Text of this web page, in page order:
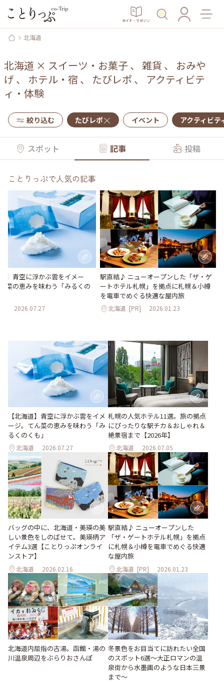
ガイド・マガジン
北海道
北海道 × スイーツ・お菓子、 雑貨 、 おみや
げ 、 ホテル・宿 、 たびレポ 、 アクティビテ
ィ・体験
絞り込む たびレポ イベント アクティビテ
スポット 記事 投稿
ことりっぷで人気の記事
】青空に浮かぶ雲をイメー
菜の恵みを味わう「みるくの
2026.07.27
駅直結♪ ニューオープンした「ザ・ゲ
ートホテル札幌」を拠点に札幌＆小樽
を電車でめぐる快適な屋内旅
北海道 [PR] 2026.01.23
【北海道】青空に浮かぶ雲をイメ
ージ。てん菜の恵みを味わう「み
るくのくも」
北海道 2026.07.27
札幌の人気ホテル11選。旅の拠点
にぴったりな駅チカ＆おしゃれ＆
絶景宿まで【2026年】
北海道 2026.07.05
バッグの中に、北海道・美瑛の美
しい景色をしのばせて。美瑛柄ア
イテム3選【ことりっぷオンライ
ンストア】
北海道 2026.02.16
駅直結♪ ニューオープンした
「ザ・ゲートホテル札幌」を拠点
に札幌＆小樽を電車でめぐる快適
な屋内旅
北海道 [PR] 2026.01.23
北海道内屈指の古湯。函館・湯の
川温泉周辺をぶらりおさんぽ
冬景色をお目当てに訪れたい全国
のスポット6選〜大正ロマンの温
泉街から水墨画のような日本三景
まで〜